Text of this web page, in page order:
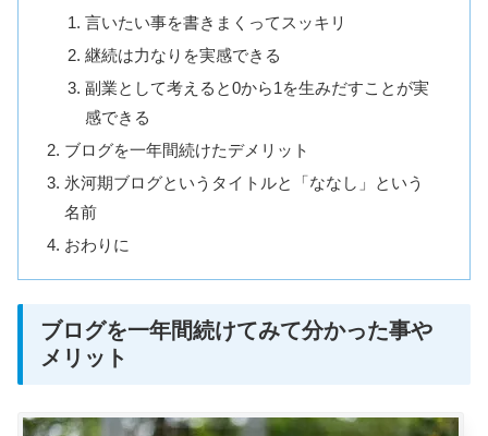
言いたい事を書きまくってスッキリ
継続は力なりを実感できる
副業として考えると0から1を生みだすことが実
感できる
ブログを一年間続けたデメリット
氷河期ブログというタイトルと「ななし」という
名前
おわりに
ブログを一年間続けてみて分かった事や
メリット